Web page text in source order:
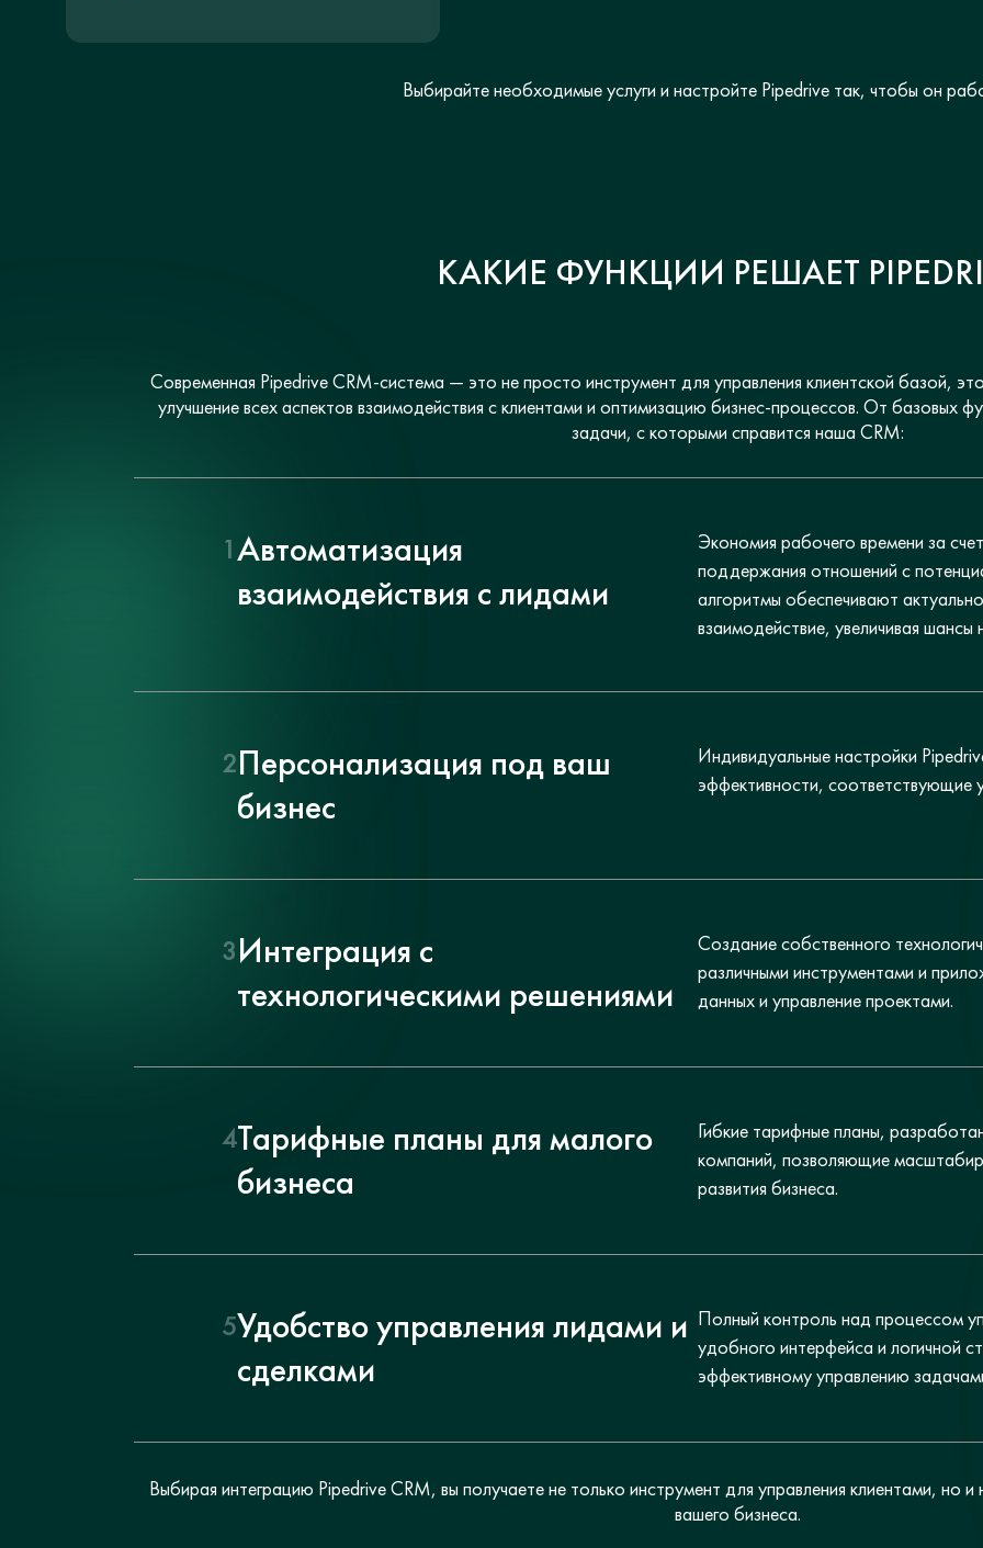
Выбирайте необходимые услуги и настройте Pipedrive так, чтобы он
КАКИЕ ФУНКЦИИ РЕШАЕТ
Современная Pipedrive CRM-система — это не просто инструмент для управления клиентской базой,
улучшение всех аспектов взаимодействия с клиентами и оптимизацию бизнес-процессов. От базовых
задачи, с которыми справится наша CRM:
1Автоматизация
взаимодействия с лидами
Экономия рабочего времени за
поддержания отношений с
алгоритмы обеспечивают
взаимодействие, увеличивая шансы
2Персонализация под ваш
бизнес
Индивидуальные настройки
эффективности, соответствующие
3Интеграция с
технологическими решениями
Создание собственного
различными инструментами и
данных и управление проектами.
4Тарифные планы для малого
бизнеса
Гибкие тарифные планы,
компаний, позволяющие
развития бизнеса.
5Удобство управления лидами и
сделками
Полный контроль над процессом
удобного интерфейса и логичной
эффективному управлению
Выбирая интеграцию Pipedrive CRM, вы получаете не только инструмент для управления клиентами, но
вашего бизнеса.